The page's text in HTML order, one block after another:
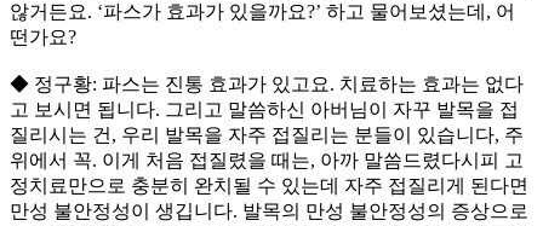
않거든요. ‘파스가 효과가 있을까요?’ 하고 물어보셨는데, 어
떤가요?
◆ 정구황: 파스는 진통 효과가 있고요. 치료하는 효과는 없다
고 보시면 됩니다. 그리고 말씀하신 아버님이 자꾸 발목을 접
질리시는 건, 우리 발목을 자주 접질리는 분들이 있습니다, 주
위에서 꼭. 이게 처음 접질렸을 때는, 아까 말씀드렸다시피 고
정치료만으로 충분히 완치될 수 있는데 자주 접질리게 된다면
만성 불안정성이 생깁니다. 발목의 만성 불안정성의 증상으로